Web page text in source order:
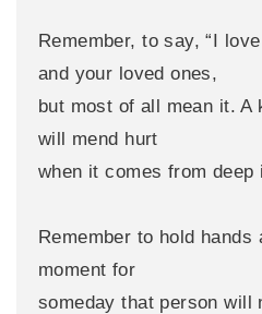
Remember, to say, “I
and your loved ones,
but most of all mean it. A
will mend hurt
when it comes from deep
Remember to hold hands
moment for
someday that person will